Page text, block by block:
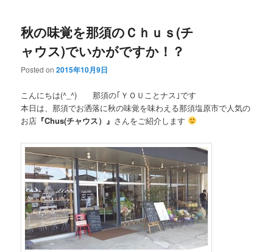
秋の味覚を那須のＣｈｕｓ(チ
ャウス)でいかがですか！？
Posted on2015年10月9日
こんにちは(^_^) 那須の｢ＹＯＵことナス｣です
本日は、那須でお洒落に秋の味覚を味わえる那須塩原市で人気の
お店 『Chus(チャウス）』 さんをご紹介します